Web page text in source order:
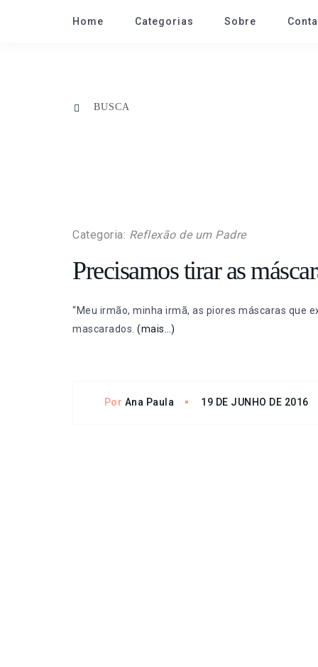
Home Categorias Sobre
Categoria: Reflexão de um Padre
Precisamos tirar as
“Meu irmão, minha irmã, as piores máscaras que
mascarados. (mais…)
Por Ana Paula 19 DE JUNHO DE 2016